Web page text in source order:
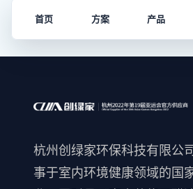
首页 方案 产品
杭州创绿家环保科技有限公
事于室内环境健康领域的国